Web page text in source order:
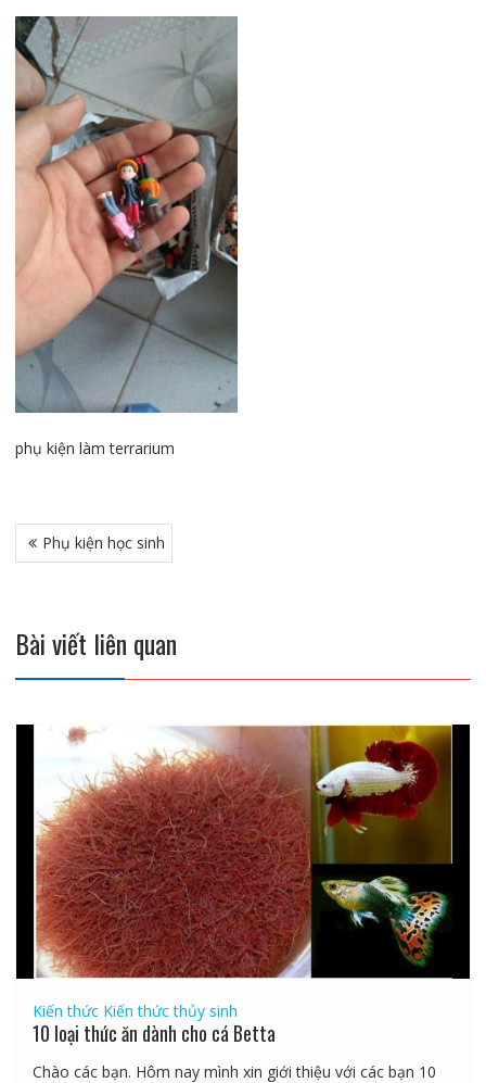
phụ kiện làm terrarium
Điều
hướng
Phụ kiện học sinh
Bài viết liên quan
Kiến thức Kiến thức thủy sinh
10 loại thức ăn dành cho cá Betta
Chào các bạn. Hôm nay mình xin giới thiệu với các bạn 10